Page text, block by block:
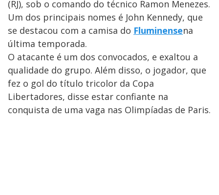
(RJ), sob o comando do técnico Ramon Menezes.
Um dos principais nomes é John Kennedy, que
se destacou com a camisa do Fluminensena
última temporada.
O atacante é um dos convocados, e exaltou a
qualidade do grupo. Além disso, o jogador, que
fez o gol do título tricolor da Copa
Libertadores, disse estar confiante na
conquista de uma vaga nas Olimpíadas de Paris.